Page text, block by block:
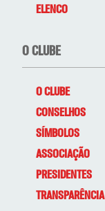
ELENCO
O CLUBE
O CLUBE
CONSELHOS
SÍMBOLOS
ASSOCIAÇÃO
PRESIDENTES
TRANSPARÊNCIA